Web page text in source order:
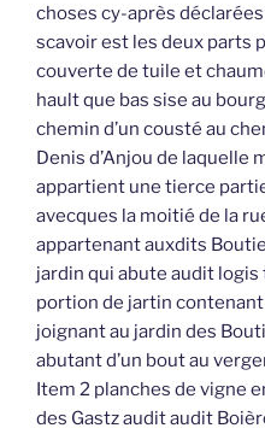
choses cy-après déclarées
scavoir est les deux parts
couverte de tuile et
hault que bas sise au
chemin d’un cousté au
Denis d’Anjou de laquelle
appartient une tierce
avecques la moitié de la
appartenant auxdits
jardin qui abute audit
portion de jartin
joignant au jardin des
abutant d’un bout au
Item 2 planches de vigne
des Gastz audit audit